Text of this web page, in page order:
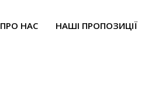
ПРО НАС НАШІ ПРОПОЗИЦІЇ